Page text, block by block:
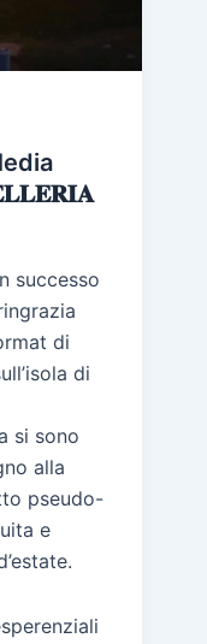
successo
di
di
si sono
alla
pseudo-
e